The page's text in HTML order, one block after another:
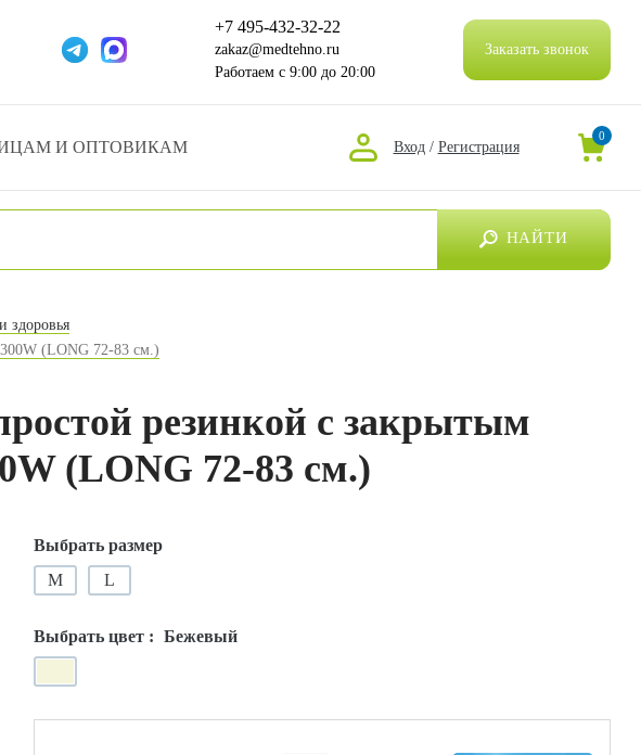
+7 495-432-32-22
zakaz@medtehno.ru
Работаем с 9:00 до 20:00
Заказать звонок
И ОПТОВИКАМ Вход / Регистрация
0
НАЙТИ
здоровья
(LONG 72-83 см.)
резинкой с закрытым
(LONG 72-83 см.)
Выбрать размер
M
L
Выбрать цвет : Бежевый